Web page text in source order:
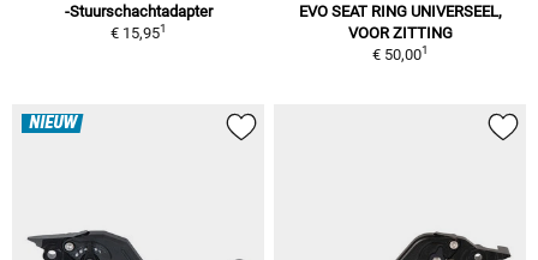
-Stuurschachtadapter
€ 15,951
EVO SEAT RING UNIVERSEEL,
VOOR ZITTING
€ 50,001
NIEUW